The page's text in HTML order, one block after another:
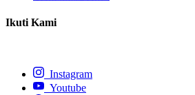
Ikuti Kami
Instagram
Youtube